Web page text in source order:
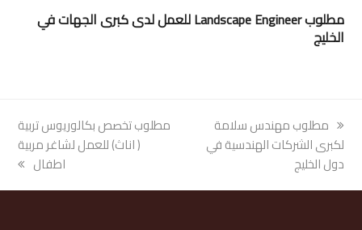
مطلوب Landscape Engineer للعمل لدى كبرى الجهات في
الخليج
previous
post:
مطلوب مهندس سلامة
لكبرى الشركات الهندسية في
دول الخليج
next
مطلوب تخصص بكالوريوس تربية
( اناث) للعمل لشاغر مربية
اطفال